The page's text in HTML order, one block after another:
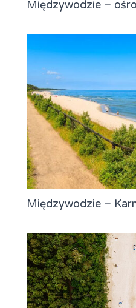
Międzywodzie –
Międzywodzie –